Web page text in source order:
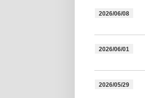
2026/06/08
2026/06/01
2026/05/29